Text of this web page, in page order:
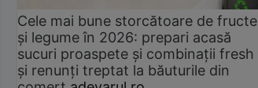
Cele mai bune storcătoare de fructe
și legume în 2026: prepari acasă
sucuri proaspete și combinații fresh
și renunți treptat la băuturile din